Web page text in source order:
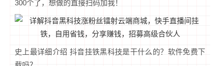
300个了，想做的直接扫码加我！
史上最详细介绍 抖音挂铁黑科技是干什么的？软件免费下